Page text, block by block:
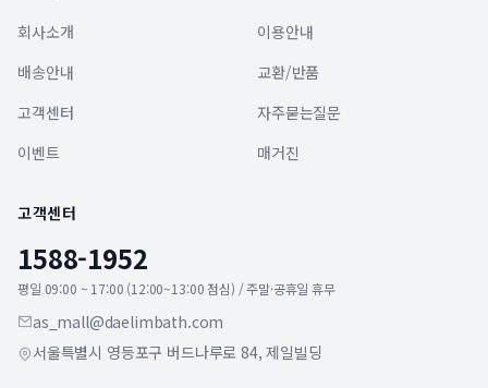
회사소개
이용안내
배송안내
교환/반품
고객센터
자주묻는질문
이벤트
매거진
고객센터
1588-1952
평일 09:00 ~ 17:00 (12:00~13:00 점심) / 주말·공휴일 휴무
as_mall@daelimbath.com
서울특별시 영등포구 버드나루로 84, 제일빌딩